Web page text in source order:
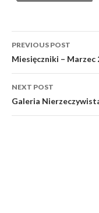
Post
navigation
PREVIOUS POST
Miesięczniki – Marzec
NEXT POST
Galeria